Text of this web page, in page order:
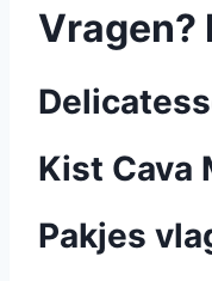
Vragen?
Kist Cava
Pakjes